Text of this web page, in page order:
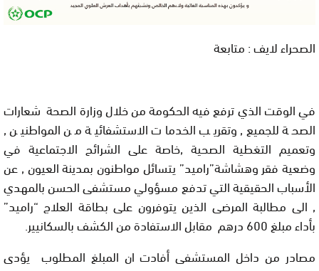
الصحراء لايف : متابعة
في الوقت الذي ترفع فيه الحكومة من خلال وزارة الصحة شعارات
الصحة للجميع, وتقريب الخدمات الاستشفائية من المواطنين ,
وتعميم التغطية الصحية ,خاصة على الشرائح الاجتماعية في
وضعية فقر وهشاشة”راميد” يتسائل مواطنون بمدينة العيون , عن
الأسباب الحقيقية التي تدفع مسؤولي مستشفى الحسن بالمهدي
, الى مطالبة المرضى الذين يتوفرون على بطاقة العلاج “راميد”
بأداء مبلغ 600 درهم مقابل الاستفادة من الكشف بالسكانيير.
مصادر من داخل المستشفى أفادت ان المبلغ المطلوب يؤدى